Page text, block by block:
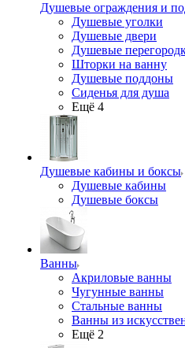
Душевые ограждения и
Душевые уголки
Душевые двери
Душевые
Шторки на ванну
Душевые поддоны
Сиденья для душа
Ещё 4
Душевые кабины и боксы
Душевые кабины
Душевые боксы
Ванны
Акриловые ванны
Чугунные ванны
Стальные ванны
Ванны из
Ещё 2